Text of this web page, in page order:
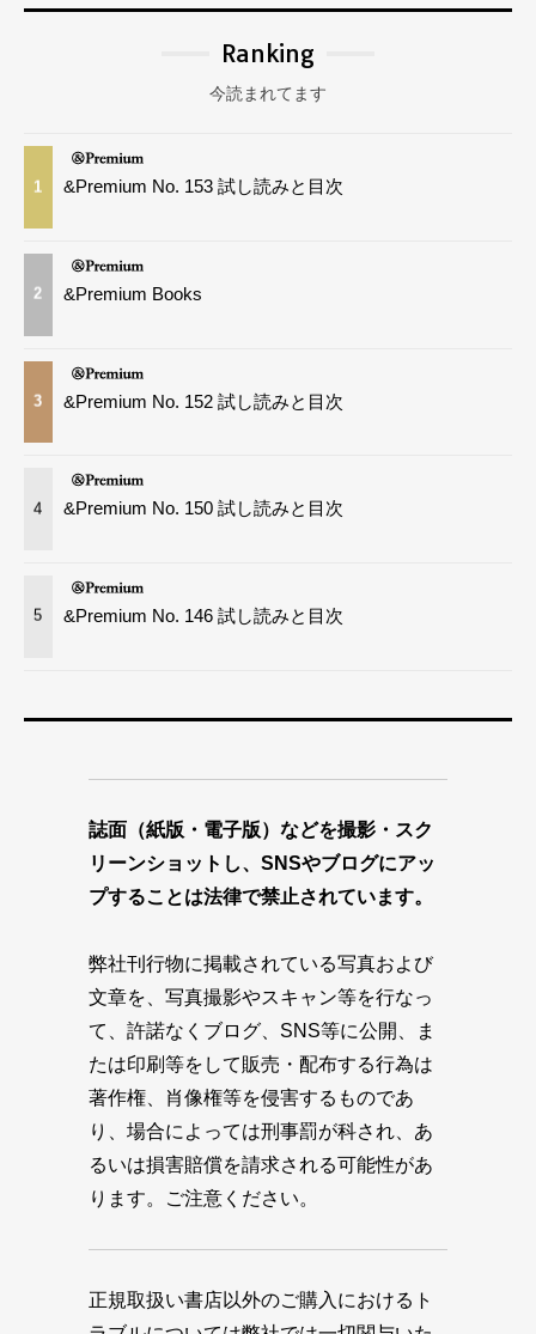
Ranking
今読まれてます
1 &Premium No. 153 試し読みと目次
2 &Premium Books
3 &Premium No. 152 試し読みと目次
4 &Premium No. 150 試し読みと目次
5 &Premium No. 146 試し読みと目次
誌面（紙版・電子版）などを撮影・スク
リーンショットし、SNSやブログにアッ
プすることは法律で禁止されています。
弊社刊行物に掲載されている写真および
文章を、写真撮影やスキャン等を行なっ
て、許諾なくブログ、SNS等に公開、ま
たは印刷等をして販売・配布する行為は
著作権、肖像権等を侵害するものであ
り、場合によっては刑事罰が科され、あ
るいは損害賠償を請求される可能性があ
ります。ご注意ください。
正規取扱い書店以外のご購入におけるト